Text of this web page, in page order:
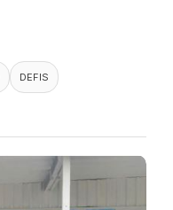
DEFIS